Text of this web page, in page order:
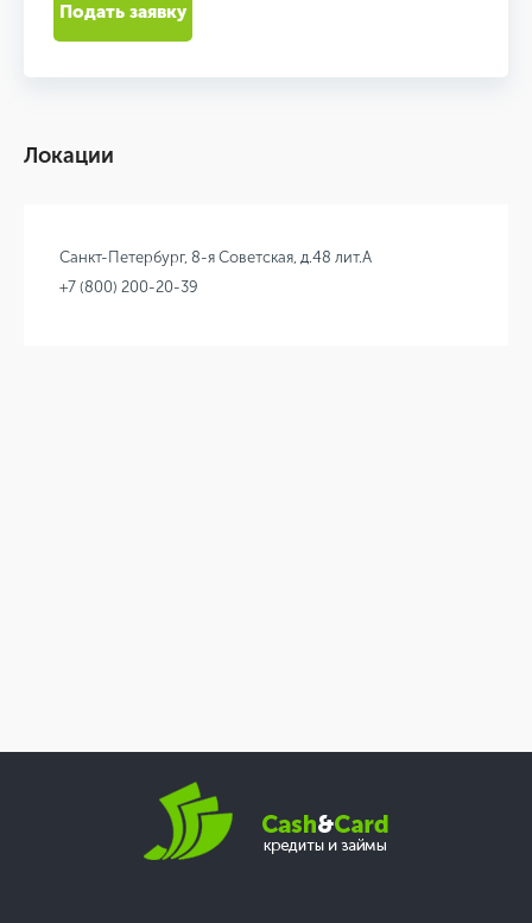
Подать заявку
Локации
Санкт-Петербург, 8-я Советская, д.48 лит.А
+7 (800) 200-20-39